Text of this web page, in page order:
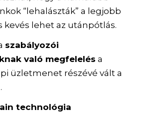
“lehalászták” a legjobb
kevés lehet az utánpótlás.
szabályozói
való megfelelés a
üzletmenet részévé vált a
technológia